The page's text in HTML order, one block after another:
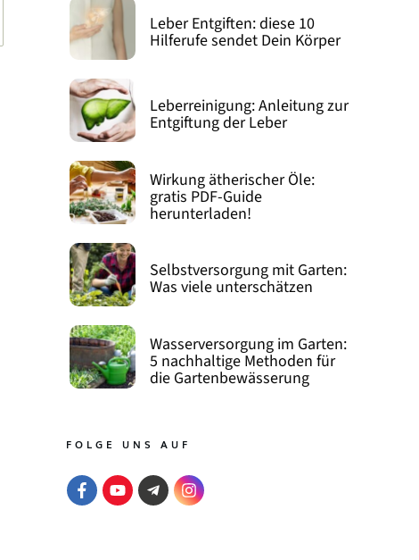
Leber Entgiften: diese 10
Hilferufe sendet Dein Körper
Leberreinigung: Anleitung zur
Entgiftung der Leber
Wirkung ätherischer Öle:
gratis PDF-Guide
herunterladen!
Selbstversorgung mit Garten:
Was viele unterschätzen
Wasserversorgung im Garten:
5 nachhaltige Methoden für
die Gartenbewässerung
FOLGE UNS AUF